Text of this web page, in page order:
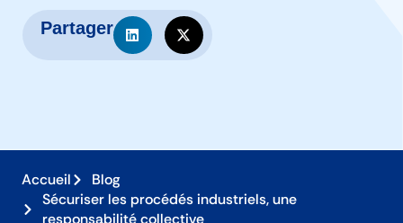
Partager
Accueil
Blog
Sécuriser les procédés industriels, une
responsabilité collective